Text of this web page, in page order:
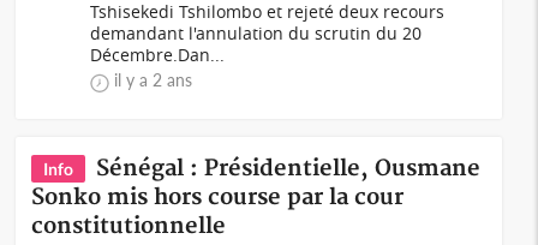
Tshisekedi Tshilombo et rejeté deux recours
demandant l'annulation du scrutin du 20
Décembre.Dan...
il y a 2 ans
Info
Sénégal : Présidentielle, Ousmane
Sonko mis hors course par la cour
constitutionnelle